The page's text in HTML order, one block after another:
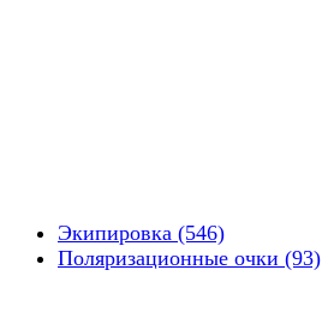
Экипировка (546)
Поляризационные очки (93)